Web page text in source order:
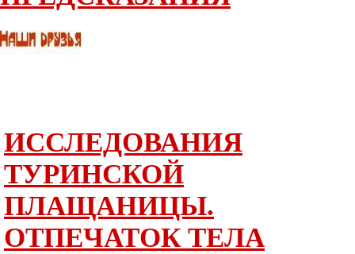
ИССЛЕДОВАНИЯ
ТУРИНСКОЙ
ПЛАЩАНИЦЫ.
ОТПЕЧАТОК ТЕЛА